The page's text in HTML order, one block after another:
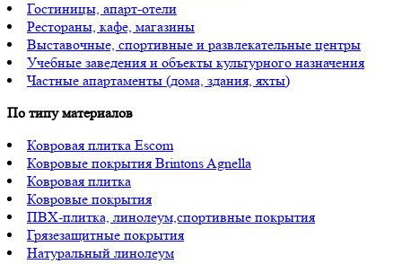
Гостиницы, апарт-отели
Рестораны, кафе, магазины
Выставочные, спортивные и развлекательные центры
Учебные заведения и объекты культурного назначения
Частные апартаменты (дома, здания, яхты)
По типу материалов
Ковровая плитка Escom
Ковровые покрытия Brintons Agnella
Ковровая плитка
Ковровые покрытия
ПВХ-плитка, линолеум,спортивные покрытия
Грязезащитные покрытия
Натуральный линолеум